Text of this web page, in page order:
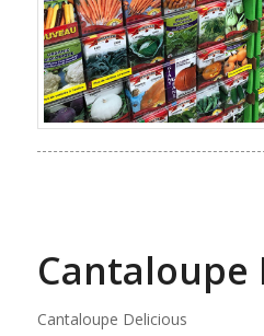
Cantaloupe
Cantaloupe Delicious